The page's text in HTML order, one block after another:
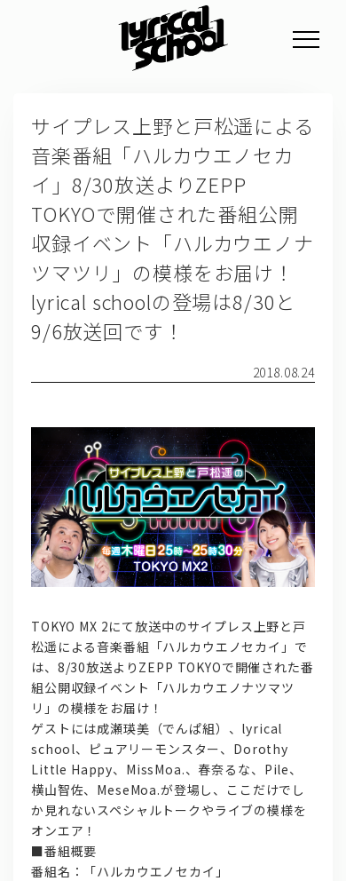
サイプレス上野と戸松遥による
音楽番組「ハルカウエノセカ
イ」8/30放送よりZEPP
TOKYOで開催された番組公開
収録イベント「ハルカウエノナ
ツマツリ」の模様をお届け！
lyrical schoolの登場は8/30と
9/6放送回です！
2018.08.24
TOKYO MX 2にて放送中のサイプレス上野と戸
松遥による音楽番組「ハルカウエノセカイ」で
は、8/30放送よりZEPP TOKYOで開催された番
組公開収録イベント「ハルカウエノナツマツ
リ」の模様をお届け！
ゲストには成瀬瑛美（でんぱ組）、lyrical
school、ピュアリーモンスター、Dorothy
Little Happy、MissMoa.、春奈るな、Pile、
横山智佐、MeseMoa.が登場し、ここだけでし
か見れないスペシャルトークやライブの模様を
オンエア！
■番組概要
番組名：「ハルカウエノセカイ」
PROFILE
SCHEDULE
DISCOGRAPHY
GOODS
FAN CLUB
TICKET
問い合わせ, 取材,出演依頼
lyrical school official web shop